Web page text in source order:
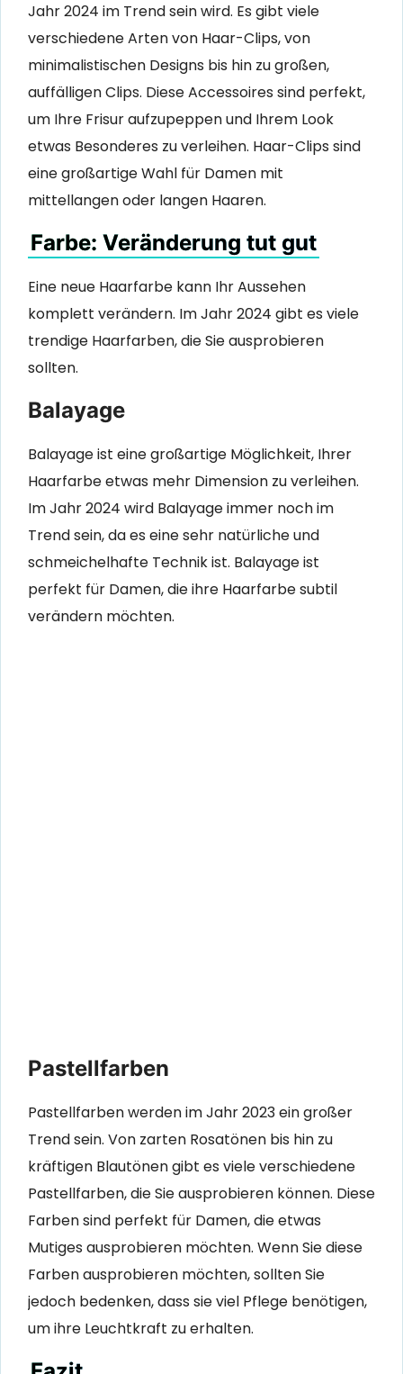
Jahr 2024 im Trend sein wird. Es gibt viele
verschiedene Arten von Haar-Clips, von
minimalistischen Designs bis hin zu großen,
auffälligen Clips. Diese Accessoires sind perfekt,
um Ihre Frisur aufzupeppen und Ihrem Look
etwas Besonderes zu verleihen. Haar-Clips sind
eine großartige Wahl für Damen mit
mittellangen oder langen Haaren.
Farbe: Veränderung tut gut
Eine neue Haarfarbe kann Ihr Aussehen
komplett verändern. Im Jahr 2024 gibt es viele
trendige Haarfarben, die Sie ausprobieren
sollten.
Balayage
Balayage ist eine großartige Möglichkeit, Ihrer
Haarfarbe etwas mehr Dimension zu verleihen.
Im Jahr 2024 wird Balayage immer noch im
Trend sein, da es eine sehr natürliche und
schmeichelhafte Technik ist. Balayage ist
perfekt für Damen, die ihre Haarfarbe subtil
verändern möchten.
Pastellfarben
Pastellfarben werden im Jahr 2023 ein großer
Trend sein. Von zarten Rosatönen bis hin zu
kräftigen Blautönen gibt es viele verschiedene
Pastellfarben, die Sie ausprobieren können. Diese
Farben sind perfekt für Damen, die etwas
Mutiges ausprobieren möchten. Wenn Sie diese
Farben ausprobieren möchten, sollten Sie
jedoch bedenken, dass sie viel Pflege benötigen,
um ihre Leuchtkraft zu erhalten.